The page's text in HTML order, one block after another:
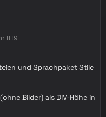
und Sprachpaket Stile
Bilder) als DIV-Höhe in